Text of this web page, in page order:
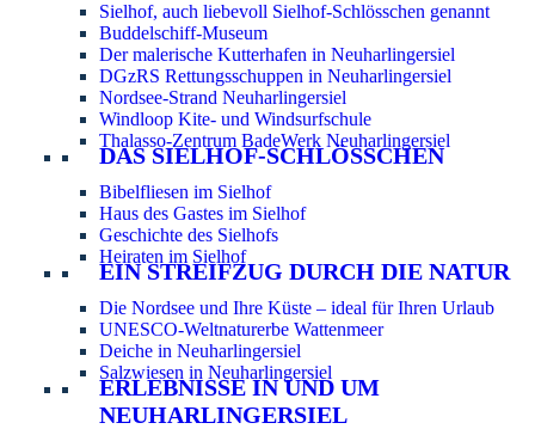
Sielhof, auch liebevoll Sielhof-Schlösschen genannt
Buddelschiff-Museum
Der malerische Kutterhafen in Neuharlingersiel
DGzRS Rettungsschuppen in Neuharlingersiel
Nordsee-Strand Neuharlingersiel
Windloop Kite- und Windsurfschule
Thalasso-Zentrum BadeWerk Neuharlingersiel
DAS SIELHOF-SCHLÖSSCHEN
Bibelfliesen im Sielhof
Haus des Gastes im Sielhof
Geschichte des Sielhofs
Heiraten im Sielhof
EIN STREIFZUG DURCH DIE NATUR
Die Nordsee und Ihre Küste – ideal für Ihren Urlaub
UNESCO-Weltnaturerbe Wattenmeer
Deiche in Neuharlingersiel
Salzwiesen in Neuharlingersiel
ERLEBNISSE IN UND UM
NEUHARLINGERSIEL